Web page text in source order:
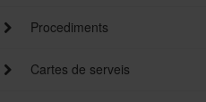
Procediments
Cartes de serveis